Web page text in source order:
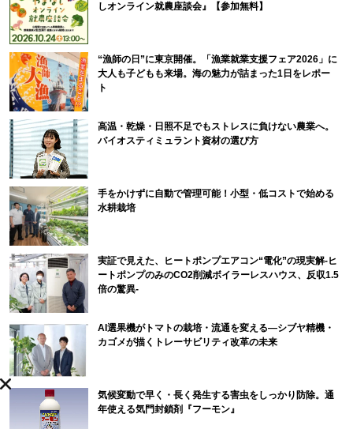
しオンライン就農座談会』【参加無料】
“漁師の日”に東京開催。「漁業就業支援フェア2026」に
大人も子どもも来場。海の魅力が詰まった1日をレポー
ト
高温・乾燥・日照不足でもストレスに負けない農業へ。
バイオスティミュラント資材の選び方
手をかけずに自動で管理可能！小型・低コストで始める
水耕栽培
実証で見えた、ヒートポンプエアコン“電化”の現実解-ヒ
ートポンプのみのCO2削減ボイラーレスハウス、反収1.5
倍の驚異-
AI選果機がトマトの栽培・流通を変える―シブヤ精機・
カゴメが描くトレーサビリティ改革の未来
気候変動で早く・長く発生する害虫をしっかり防除。通
年使える気門封鎖剤『フーモン』